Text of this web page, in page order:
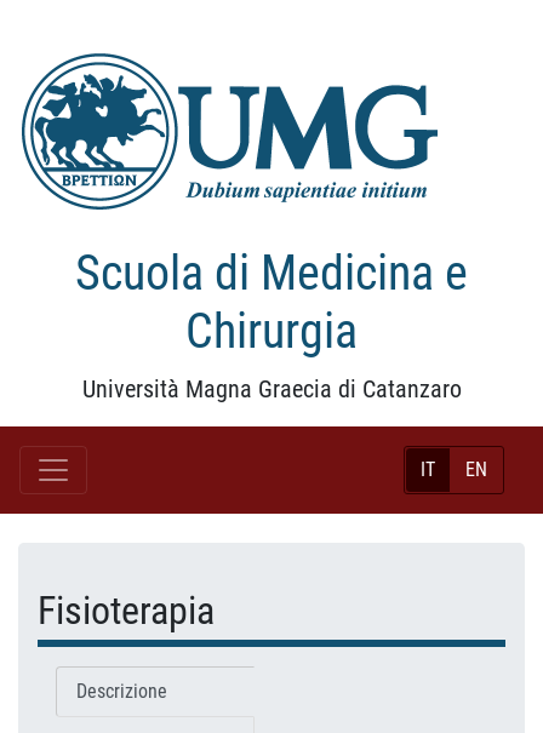
Scuola di Medicina e
Chirurgia
Università Magna Graecia di Catanzaro
IT EN
Fisioterapia
Descrizione